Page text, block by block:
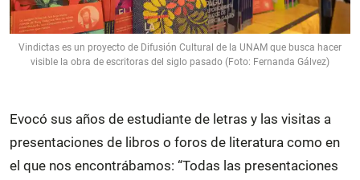
Vindictas es un proyecto de Difusión Cultural de la UNAM que busca hacer
visible la obra de escritoras del siglo pasado (Foto: Fernanda Gálvez)
Evocó sus años de estudiante de letras y las visitas a
presentaciones de libros o foros de literatura como en
el que nos encontrábamos: “Todas las presentaciones